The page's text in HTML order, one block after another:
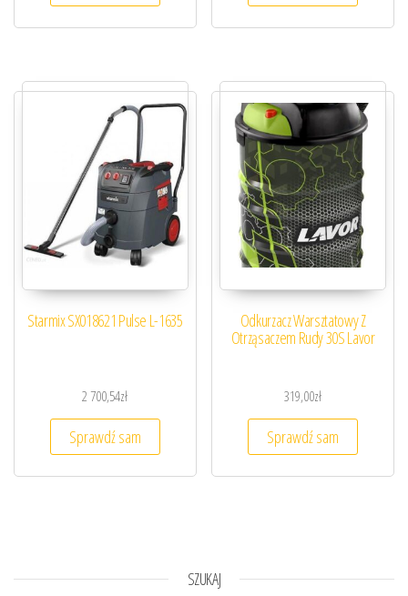
Starmix SX018621 Pulse L-1635
2 700,54zł
Sprawdź sam
Odkurzacz Warsztatowy Z
Otrząsaczem Rudy 30S Lavor
319,00zł
Sprawdź sam
SZUKAJ